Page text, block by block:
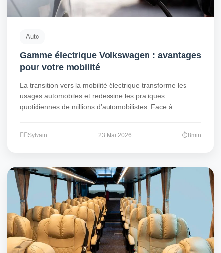
Auto
Gamme électrique Volkswagen : avantages
pour votre mobilité
La transition vers la mobilité électrique transforme les
usages automobiles et redessine les pratiques
quotidiennes de millions d’automobilistes. Face à…
Sylvain 23 Mai 2026 8min